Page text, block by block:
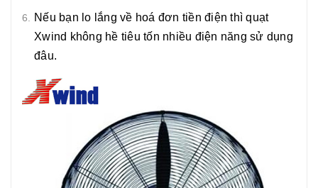
Nếu bạn lo lắng về hoá đơn tiền điện thì quạt
Xwind không hề tiêu tốn nhiều điện năng sử dụng
đâu.